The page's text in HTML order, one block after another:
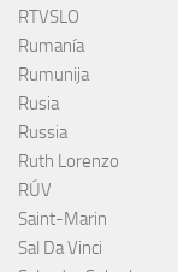
RTVSLO
Rumanía
Rumunija
Rusia
Russia
Ruth Lorenzo
RÚV
Saint-Marin
Sal Da Vinci